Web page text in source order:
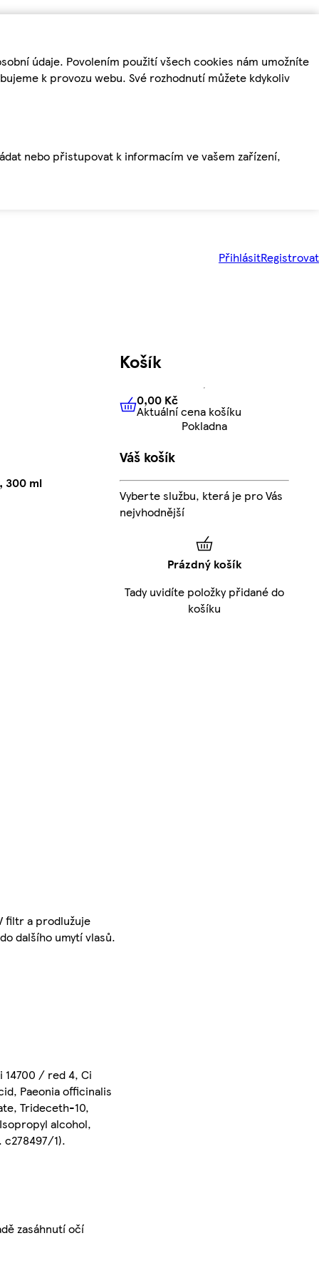
údaje. Povolením použití všech cookies nám umožníte
k provozu webu. Své rozhodnutí můžete kdykoliv
nebo přistupovat k informacím ve vašem zařízení,
PřihlásitRegistrovat
300 ml
filtr a prodlužuje
dalšího umytí vlasů.
14700 / red 4, Ci
Paeonia officinalis
Trideceth-10,
alcohol,
1).
zasáhnutí očí
Košík
0,00 KčAktuální cena košíku
0,00 Kč
Aktuální cena košíku
Pokladna
Váš košík
Vyberte službu, která je pro Vás
nejvhodnější
Prázdný košík
Tady uvidíte položky přidané do
košíku